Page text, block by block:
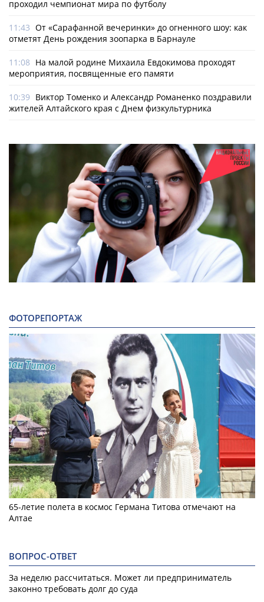
проходил чемпионат мира по футболу
11:43 От «Сарафанной вечеринки» до огненного шоу: как
отметят День рождения зоопарка в Барнауле
11:08 На малой родине Михаила Евдокимова проходят
мероприятия, посвященные его памяти
10:39 Виктор Томенко и Александр Романенко поздравили
жителей Алтайского края с Днем физкультурника
ФОТОРЕПОРТАЖ
65-летие полета в космос Германа Титова отмечают на
Алтае
ВОПРОС-ОТВЕТ
За неделю рассчитаться. Может ли предприниматель
законно требовать долг до суда